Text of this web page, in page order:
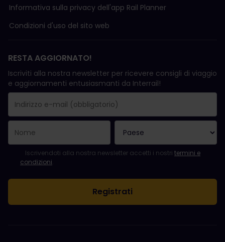
Informativa sulla privacy dell'app Rail Planner
Condizioni d'uso del sito web
RESTA AGGIORNATO!
Iscriviti alla nostra newsletter per ricevere consigli di viaggio
e aggiornamenti entusiasmanti da Interrail!
La registrazione è avvenuta con successo.
Il campo "Indirizzo e-mail" è obbligatorio.
L'indirizzo e-mail non è valido.
Si è verificato un errore durante l'iscrizione alla newsletter.
Sei già iscritto a questa newsletter!
Per iscriversi alla newsletter, accettare i termini e le condizioni.
Iscrivendoti alla nostra newsletter accetti i nostri termini e
condizioni.